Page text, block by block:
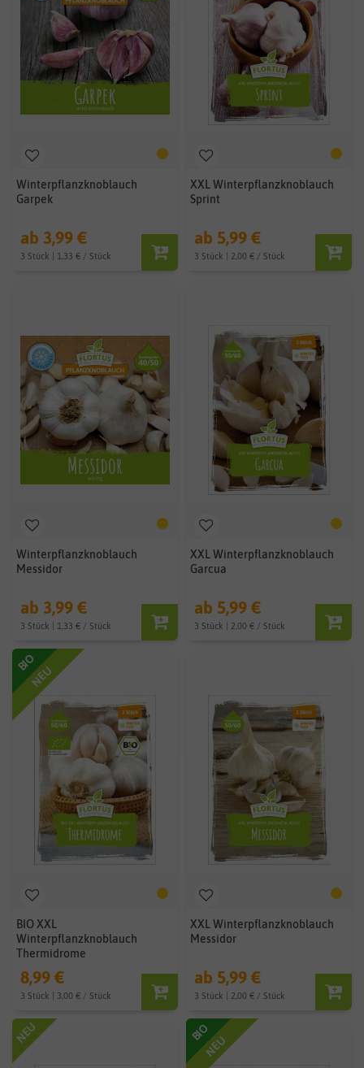
Winterpflanzknoblauch
Garpek
ab 3,99 €
3 Stück | 1,33 € / Stück
XXL Winterpflanzknoblauch
Sprint
ab 5,99 €
3 Stück | 2,00 € / Stück
Winterpflanzknoblauch
Messidor
ab 3,99 €
3 Stück | 1,33 € / Stück
XXL Winterpflanzknoblauch
Garcua
ab 5,99 €
3 Stück | 2,00 € / Stück
NEU
BIO
BIO XXL
Winterpflanzknoblauch
Thermidrome
8,99 €
3 Stück | 3,00 € / Stück
XXL Winterpflanzknoblauch
Messidor
ab 5,99 €
3 Stück | 2,00 € / Stück
NEU
NEU
BIO